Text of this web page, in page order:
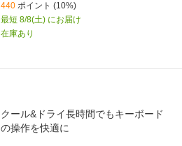
440 ポイント (10%)
最短 8/8(土) にお届け
在庫あり
クール&ドライ長時間でもキーボード
の操作を快適に